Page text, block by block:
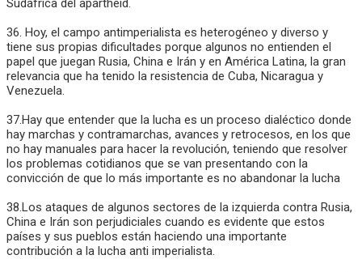
Sudáfrica del apartheid.
36. Hoy, el campo antimperialista es heterogéneo y diverso y
tiene sus propias dificultades porque algunos no entienden el
papel que juegan Rusia, China e Irán y en América Latina, la gran
relevancia que ha tenido la resistencia de Cuba, Nicaragua y
Venezuela.
37.Hay que entender que la lucha es un proceso dialéctico donde
hay marchas y contramarchas, avances y retrocesos, en los que
no hay manuales para hacer la revolución, teniendo que resolver
los problemas cotidianos que se van presentando con la
convicción de que lo más importante es no abandonar la lucha
38.Los ataques de algunos sectores de la izquierda contra Rusia,
China e Irán son perjudiciales cuando es evidente que estos
países y sus pueblos están haciendo una importante
contribución a la lucha anti imperialista.